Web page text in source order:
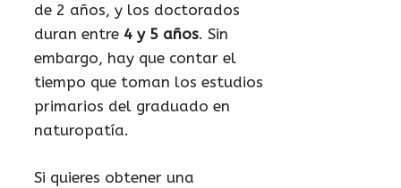
de 2 años, y los doctorados
duran entre 4 y 5 años. Sin
embargo, hay que contar el
tiempo que toman los estudios
primarios del graduado en
naturopatía.
Si quieres obtener una